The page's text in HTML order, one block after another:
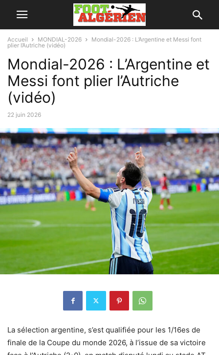
Accueil MONDIAL-2026
Mondial-2026 : L’Argentine et Messi font
plier l’Autriche (vidéo)
Mondial-2026 : L’Argentine et
Messi font plier l’Autriche
(vidéo)
22 juin 2026
La sélection argentine, s’est qualifiée pour les 1/16es de
finale de la Coupe du monde 2026, à l’issue de sa victoire